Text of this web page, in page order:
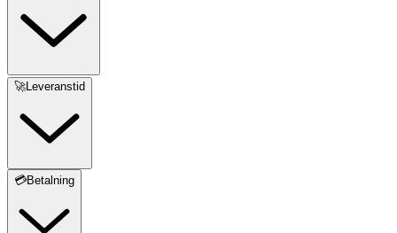
🚀Leveranstid
💳Betalning